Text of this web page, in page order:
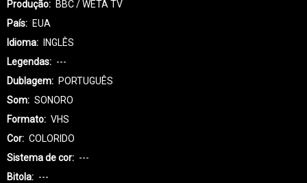
Produção
BBC / WETA TV
País
EUA
Idioma
INGLÊS
Legendas
---
Dublagem
PORTUGUÊS
Som
SONORO
Formato
VHS
Cor
COLORIDO
Sistema de cor
---
Bitola
---